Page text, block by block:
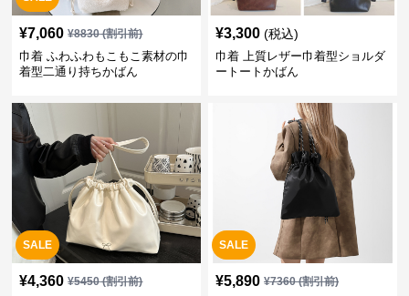
¥7,060 ¥8830(割引前)
巾着 ふわふわもこもこ素材の巾
着型二通り持ちかばん
¥3,300 (税込)
巾着 上質レザー巾着型ショルダ
ートートかばん
SALE
¥4,360 ¥5450(割引前)
SALE
¥5,890 ¥7360(割引前)